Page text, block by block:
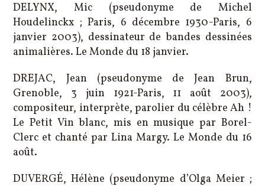
DELYNX, Mic (pseudonyme de Michel
Houdelinckx ; Paris, 6 décembre 1930-Paris, 6
janvier 2003), dessinateur de bandes dessinées
animalières. Le Monde du 18 janvier.
DREJAC, Jean (pseudonyme de Jean Brun,
Grenoble, 3 juin 1921-Paris, 11 août 2003),
compositeur, interprète, parolier du célèbre Ah !
Le Petit Vin blanc, mis en musique par Borel-
Clerc et chanté par Lina Margy. Le Monde du 16
août.
DUVERGÉ, Hélène (pseudonyme d’Olga Meier ;